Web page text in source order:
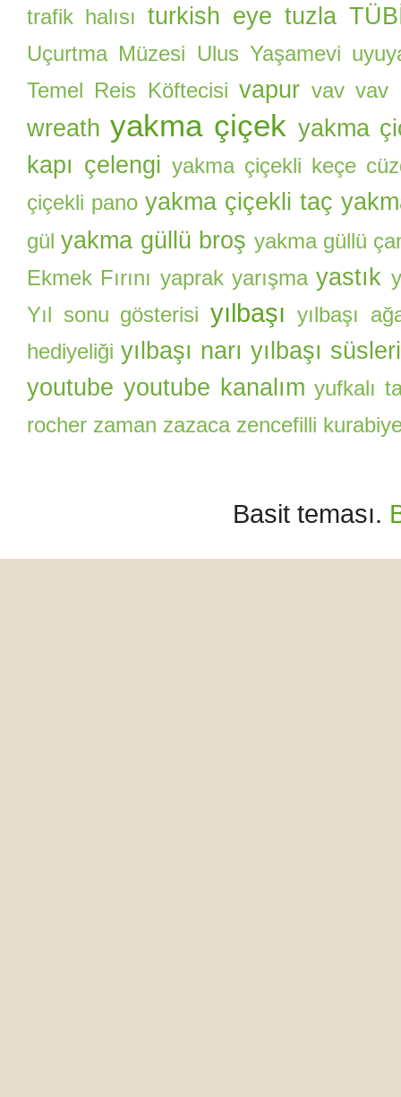
trafik halısı turkish eye tuzla
Uçurtma Müzesi Ulus Yaşamevi
Temel Reis Köftecisi vapur vav vav
wreath yakma çiçek yakma
kapı çelengi yakma çiçekli keçe
çiçekli pano yakma çiçekli taç
gül yakma güllü broş yakma güllü
Ekmek Fırını yaprak yarışma yastık
Yıl sonu gösterisi yılbaşı yılbaşı
hediyeliği yılbaşı narı yılbaşı süsleri
youtube youtube kanalım yufkalı
rocher zaman zazaca zencefilli
Basit teması.